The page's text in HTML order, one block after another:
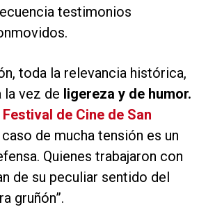
testimonios
toda la relevancia histórica,
la vez de ligereza y de humor.
Festival de Cine de San
caso de mucha tensión es un
Quienes trabajaron con
de su peculiar sentido del
gruñón”.